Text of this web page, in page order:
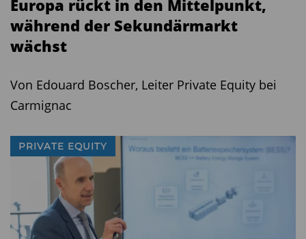
Europa rückt in den Mittelpunkt,
während der Sekundärmarkt
wächst
Von Edouard Boscher, Leiter Private Equity bei
Carmignac
PRIVATE EQUITY